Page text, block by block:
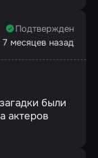
Подтвержден
7 месяцев назад
были
актеров